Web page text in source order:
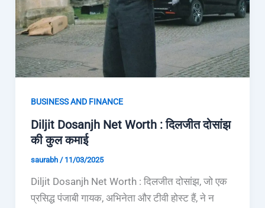
BUSINESS AND FINANCE
Diljit Dosanjh Net Worth : दिलजीत दोसांझ
की कुल कमाई
saurabh / 11/03/2025
Diljit Dosanjh Net Worth : दिलजीत दोसांझ, जो एक
प्रसिद्ध पंजाबी गायक, अभिनेता और टीवी होस्ट हैं, ने न